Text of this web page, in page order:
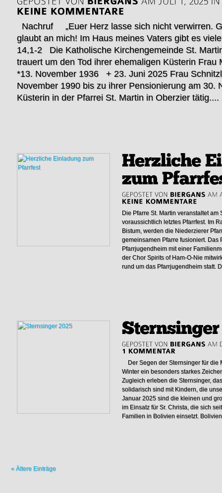
Nachruf „Euer Herz lasse sich nicht verwirren.
glaubt an mich! Im Haus meines Vaters gibt es
14,1-2 Die Katholische Kirchengemeinde St.
trauert um den Tod ihrer ehemaligen Küsterin Frau
*13. November 1936 + 23. Juni 2025 Frau
November 1990 bis zu ihrer Pensionierung am 30.
Küsterin in der Pfarrei St. Martin in Oberzier tätig....
Die Pfarre St. Martin veranstaltet
voraussichtlich letztes Pfarrfest. Im
Bistum, werden die Niederzierer
gemeinsamen Pfarre fusioniert. Das
Pfarrjugendheim mit einer
der Chor Spirits of Ham-O-Nie
rund um das Pfarrjugendheim statt.
Der Segen der Sternsinger für die
Winter ein besonders starkes
Zugleich erleben die Sternsinger,
solidarisch sind mit Kindern, die
Januar 2025 sind die kleinen und
im Einsatz für Sr. Christa, die sich
Familien in Bolivien einsetzt.
« Ältere Einträge